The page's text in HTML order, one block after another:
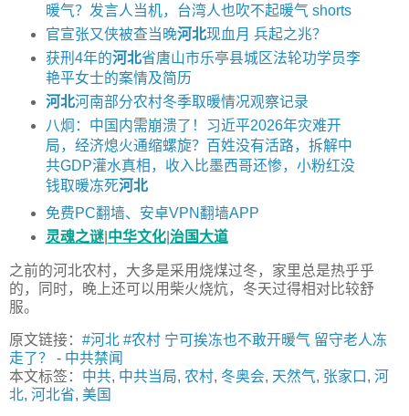
暖气？发言人当机，台湾人也吹不起暖气 shorts
官宣张又侠被查当晚河北现血月 兵起之兆？
获刑4年的河北省唐山市乐亭县城区法轮功学员李
艳平女士的案情及简历
河北河南部分农村冬季取暖情况观察记录
八炯：中国内需崩溃了！习近平2026年灾难开
局，经济熄火通缩螺旋？百姓没有活路，拆解中
共GDP灌水真相，收入比墨西哥还惨，小粉红没
钱取暖冻死河北
免费PC翻墙、安卓VPN翻墙APP
灵魂之谜| 中华文化| 治国大道
之前的河北农村，大多是采用烧煤过冬，家里总是热乎乎
的，同时，晚上还可以用柴火烧炕，冬天过得相对比较舒
服。
原文链接： #河北 #农村 宁可挨冻也不敢开暖气 留守老人冻
走了？
- 中共禁闻
本文标签： 中共, 中共当局, 农村, 冬奥会, 天然气, 张家口 , 河
北, 河北省, 美国